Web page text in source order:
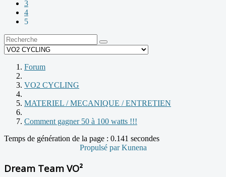
3
4
5
Forum
VO2 CYCLING
MATERIEL / MECANIQUE / ENTRETIEN
Comment gagner 50 à 100 watts !!!
Temps de génération de la page : 0.141 secondes
Propulsé parKunena
Dream Team VO²